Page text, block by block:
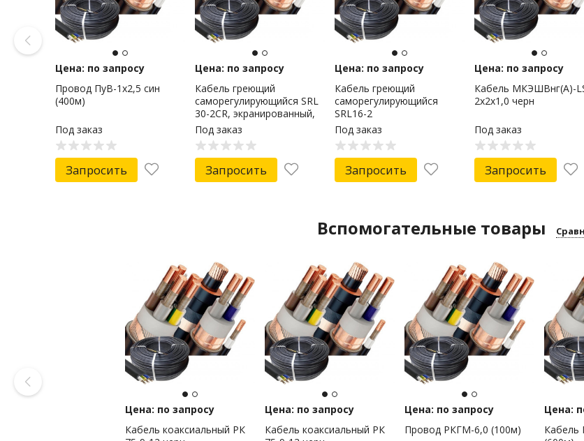
Цена: по запросу
Провод ПуВ-1х2,5 син
(400м)
Под заказ
Запросить
Цена: по запросу
Кабель греющий
саморегулирующийся SRL
30-2CR, экранированный,
UV, 30Вт/м, 200м
PROconnect
Под заказ
Запросить
Цена: по запросу
Кабель греющий
саморегулирующийся
SRL16-2
неэкранированный, 16Вт/
м, 100м PROconnect
Под заказ
Запросить
Цена: по запросу
Кабель МКЭШВнг(А)-
2х2х1,0 черн
Под заказ
Запросить
Вспомогательные товары
Цена: по запросу
Кабель коаксиальный РК
Цена: по запросу
Кабель коаксиальный РК
Цена: по запросу
Провод РКГМ-6,0 (100м)
Цена:
Кабель